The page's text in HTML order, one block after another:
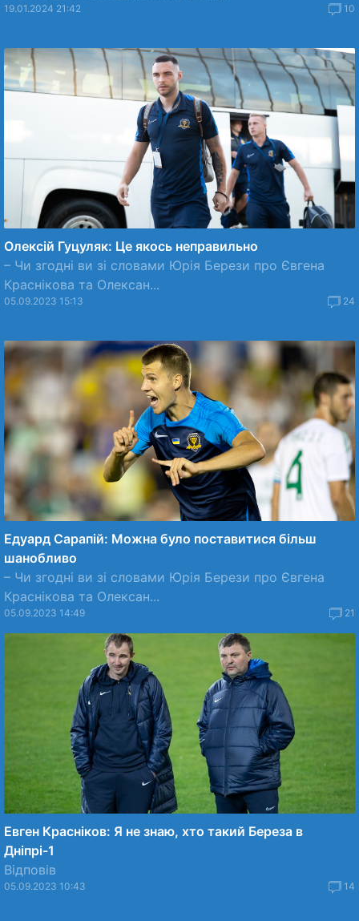
19.01.2024 21:42 10
Олексій Гуцуляк: Це якось неправильно
– Чи згодні ви зі словами Юрія Берези про Євгена
Краснікова та Олексан...
05.09.2023 15:13 24
Едуард Сарапій: Можна було поставитися більш
шанобливо
– Чи згодні ви зі словами Юрія Берези про Євгена
Краснікова та Олексан...
05.09.2023 14:49 21
Евген Красніков: Я не знаю, хто такий Береза в
Дніпрі-1
Відповів
05.09.2023 10:43 14